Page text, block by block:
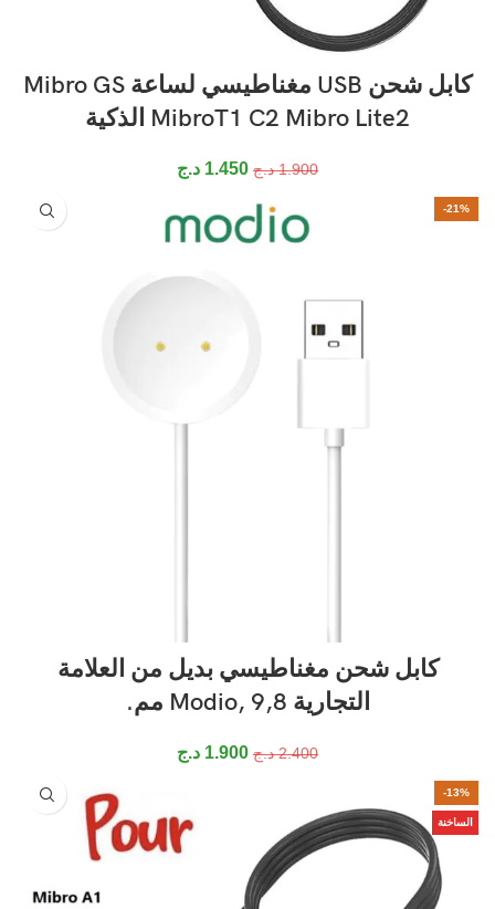
كابل شحن USB مغناطيسي لساعة Mibro GS
MibroT1 C2 Mibro Lite2 الذكية
1.900 د.ج 1.450 د.ج
-21%
كابل شحن مغناطيسي بديل من العلامة
التجارية Modio, 9,8 مم.
2.400 د.ج 1.900 د.ج
-13%
الساخنة